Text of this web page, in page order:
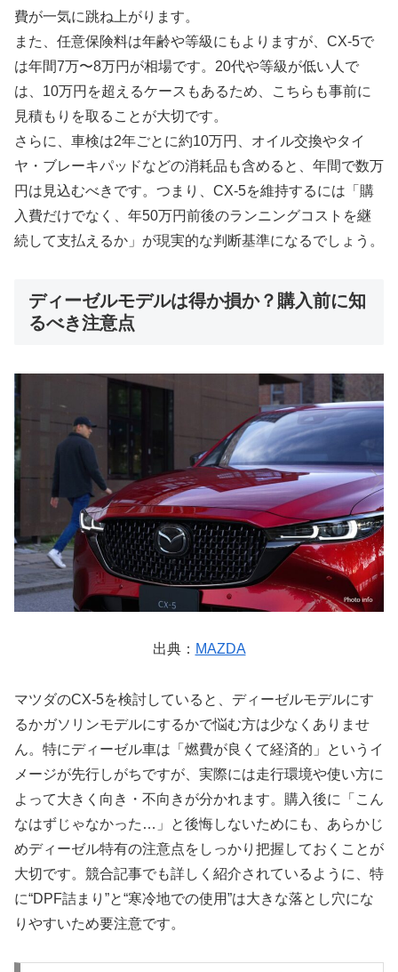
費が一気に跳ね上がります。
また、任意保険料は年齢や等級にもよりますが、CX-5で
は年間7万〜8万円が相場です。20代や等級が低い人で
は、10万円を超えるケースもあるため、こちらも事前に
見積もりを取ることが大切です。
さらに、車検は2年ごとに約10万円、オイル交換やタイ
ヤ・ブレーキパッドなどの消耗品も含めると、年間で数万
円は見込むべきです。つまり、CX-5を維持するには「購
入費だけでなく、年50万円前後のランニングコストを継
続して支払えるか」が現実的な判断基準になるでしょう。
ディーゼルモデルは得か損か？購入前に知
るべき注意点
出典： MAZDA
マツダのCX-5を検討していると、ディーゼルモデルにす
るかガソリンモデルにするかで悩む方は少なくありませ
ん。特にディーゼル車は「燃費が良くて経済的」というイ
メージが先行しがちですが、実際には走行環境や使い方に
よって大きく向き・不向きが分かれます。購入後に「こん
なはずじゃなかった…」と後悔しないためにも、あらかじ
めディーゼル特有の注意点をしっかり把握しておくことが
大切です。競合記事でも詳しく紹介されているように、特
に“DPF詰まり”と“寒冷地での使用”は大きな落とし穴にな
りやすいため要注意です。